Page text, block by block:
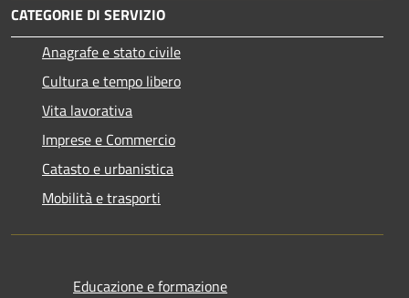
CATEGORIE DI SERVIZIO
Anagrafe e stato civile
Cultura e tempo libero
Vita lavorativa
Imprese e Commercio
Catasto e urbanistica
Mobilità e trasporti
Educazione e formazione